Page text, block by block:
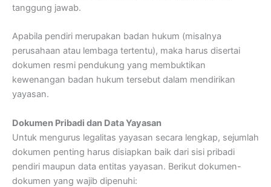
tanggung jawab.
Apabila pendiri merupakan badan hukum (misalnya
perusahaan atau lembaga tertentu), maka harus disertai
dokumen resmi pendukung yang membuktikan
kewenangan badan hukum tersebut dalam mendirikan
yayasan.
Dokumen Pribadi dan Data Yayasan
Untuk mengurus legalitas yayasan secara lengkap, sejumlah
dokumen penting harus disiapkan baik dari sisi pribadi
pendiri maupun data entitas yayasan. Berikut dokumen-
dokumen yang wajib dipenuhi: